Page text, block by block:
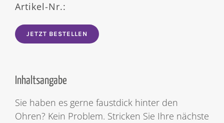
Artikel-Nr.:
JETZT BESTELLEN
Inhaltsangabe
Sie haben es gerne faustdick hinter den
Ohren? Kein Problem. Stricken Sie Ihre nächste